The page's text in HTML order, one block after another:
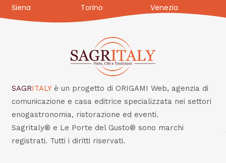
Siena
Torino Venezia
SAGRITALY è un progetto di ORIGAMI Web, agenzia di
comunicazione e casa editrice specializzata nei settori
enogastronomia, ristorazione ed eventi.
Sagritaly® e Le Porte del Gusto® sono marchi
registrati. Tutti i diritti riservati.